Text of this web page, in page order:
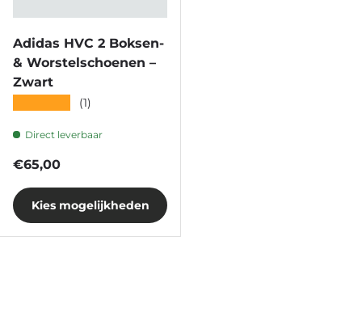
Adidas HVC 2 Boksen-
& Worstelschoenen –
Zwart
(1)
Direct leverbaar
Reguliere prijs
€65,00
Kies mogelijkheden